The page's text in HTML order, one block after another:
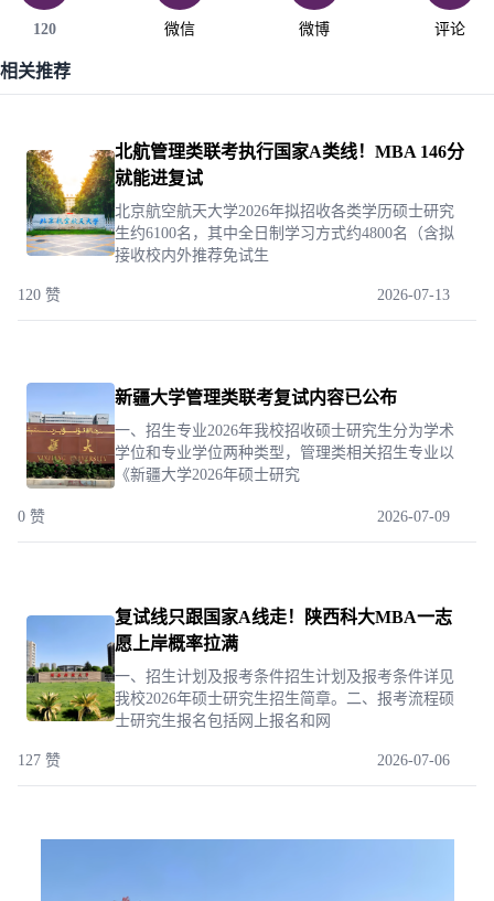
120 微信 微博 评论
相关推荐
北航管理类联考执行国家A类线！MBA 146分
就能进复试
北京航空航天大学2026年拟招收各类学历硕士研究
生约6100名，其中全日制学习方式约4800名（含拟
接收校内外推荐免试生
120 赞 2026-07-13
新疆大学管理类联考复试内容已公布
一、招生专业2026年我校招收硕士研究生分为学术
学位和专业学位两种类型，管理类相关招生专业以
《新疆大学2026年硕士研究
0 赞 2026-07-09
复试线只跟国家A线走！陕西科大MBA一志
愿上岸概率拉满
一、招生计划及报考条件招生计划及报考条件详见
我校2026年硕士研究生招生简章。二、报考流程硕
士研究生报名包括网上报名和网
127 赞 2026-07-06